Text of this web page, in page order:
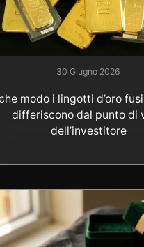
30 Giugno 2026
modo i lingotti d’oro
differiscono dal punto di
dell’investitore